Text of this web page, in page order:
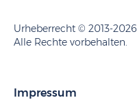
Urheberrecht © 2013-2026
Alle Rechte vorbehalten.
Impressum